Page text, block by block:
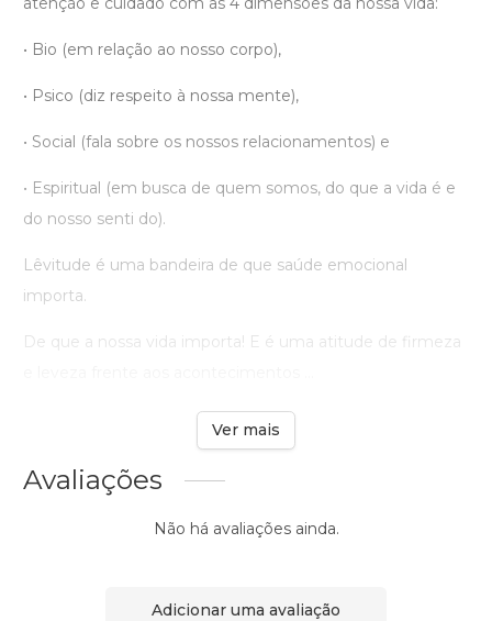
• Bio (em relação ao nosso corpo),
• Psico (diz respeito à nossa mente),
• Social (fala sobre os nossos relacionamentos) e
• Espiritual (em busca de quem somos, do que a vida é e
do nosso senti do).
Lêvitude é uma bandeira de que saúde emocional
importa.
De que a nossa vida importa! E é uma atitude de firmeza
Ver mais
Avaliações
Não há avaliações ainda.
Adicionar uma avaliação